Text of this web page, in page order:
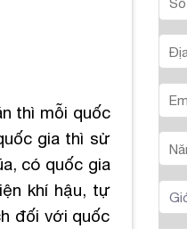
thì mỗi quốc
gia thì sử
có quốc gia
khí hậu, tự
đối với quốc